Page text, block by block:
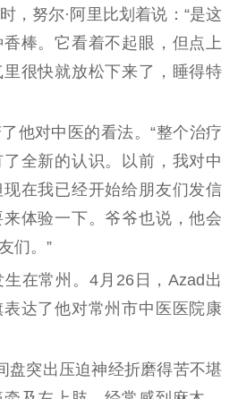
审读服务
案管理系统
理论宣讲
建共享平台
政工继续教育学
习平台
，努尔·阿里比划着说：“是这
棒。它看着不起眼，但点上
很快就放松下来了，睡得特
对中医的看法。“整个治疗
全新的认识。以前，我对中
在我已经开始给朋友们发信
体验一下。爷爷也说，他会
们。”
常州。4月26日，Azad出
达了他对常州市中医医院康
突出压迫神经折磨得苦不堪